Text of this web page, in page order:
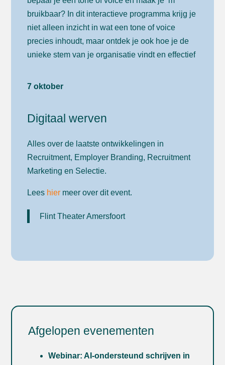
bruikbaar? In dit interactieve programma krijg je
niet alleen inzicht in wat een tone of voice
precies inhoudt, maar ontdek je ook hoe je de
unieke stem van je organisatie vindt en effectief
Leeshiermeer over dit event
7 oktober
Digitaal werven
Alles over de laatste ontwikkelingen in
Recruitment, Employer Branding, Recruitment
Marketing en Selectie.
Lees hier meer over dit event.
Flint Theater Amersfoort
Afgelopen evenementen
Webinar: AI-ondersteund schrijven in